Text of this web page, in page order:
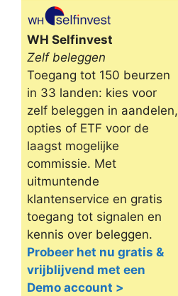
Omschrijving
WH Selfinvest
Zelf beleggen
Toegang tot 150 beurzen
in 33 landen: kies voor
zelf beleggen in aandelen,
opties of ETF voor de
laagst mogelijke
commissie. Met
uitmuntende
klantenservice en gratis
toegang tot signalen en
kennis over beleggen.
Probeer het nu gratis &
vrijblijvend met een
Demo account >